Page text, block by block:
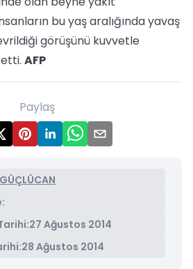
bu yaş aralığında yavaş
görüşünü kuvvetle
AFP
Paylaş
27 Ağustos 2014
28 Ağustos 2014